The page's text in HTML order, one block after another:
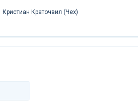
Кристиан Краточвил (Чех)